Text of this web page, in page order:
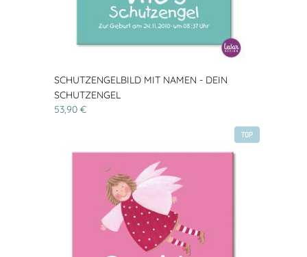
SCHUTZENGELBILD MIT NAMEN - DEIN
SCHUTZENGEL
53,90 €
TOP